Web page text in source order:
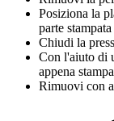
Posiziona la
parte
Chiudi la
Con l'aiuto di
appena
Rimuovi con